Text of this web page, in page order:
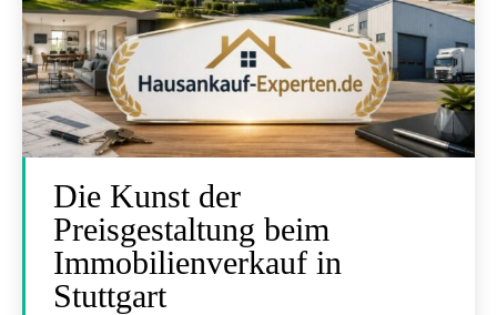
Die Kunst der
Preisgestaltung beim
Immobilienverkauf in
Stuttgart